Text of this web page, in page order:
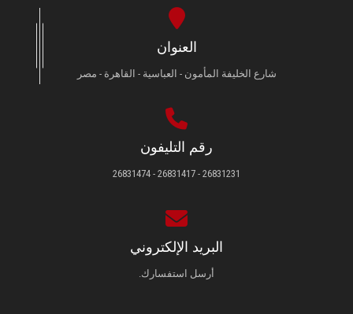
العنوان
شارع الخليفة المأمون - العباسية - القاهرة - مصر
رقم التليفون
26831231 - 26831417 - 26831474
البريد الإلكتروني
أرسل استفسارك.